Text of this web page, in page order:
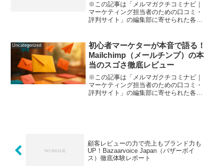
※この記事は「メルマガクチコミナビ｜
マーケティング担当者のための口コミ・
評判サイト」の編集部に寄せられた各商
い…」「オンラインフォーム作成ツール
ってどれも似たり寄ったり。...
Uncategorized
初心者マーケターが本音で語る！
Mailchimp（メールチンプ）の本
当のスゴさ徹底レビュー
※この記事は「メルマガクチコミナビ｜
マーケティング担当者のための口コミ・
評判サイト」の編集部に寄せられた各商
顧客レビューの力で売上もブランド力も
UP！Bazaarvoice Japan（バザーボイ
ス）徹底体験レポート